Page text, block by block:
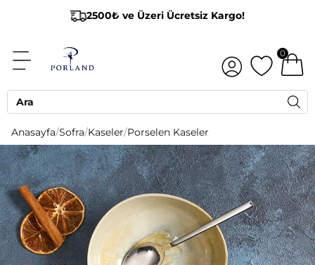
2500₺ ve Üzeri Ücretsiz Kargo!
0
Anasayfa/Sofra/Kaseler/Porselen Kaseler